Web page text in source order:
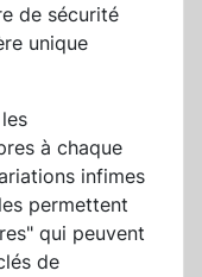
de sécurité
unique
à chaque
infimes
permettent
qui peuvent
de